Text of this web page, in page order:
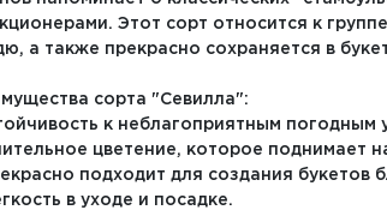
Этот сорт относится к
а также прекрасно сохраняется в
сорта "Севилла":
к неблагоприятным погодным
цветение, которое поднимает
подходит для создания букетов
в уходе и посадке.